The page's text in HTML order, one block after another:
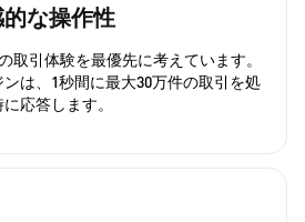
な操作性
取引体験を最優先に考えています。
は、1秒間に最大30万件の取引を処
応答します。